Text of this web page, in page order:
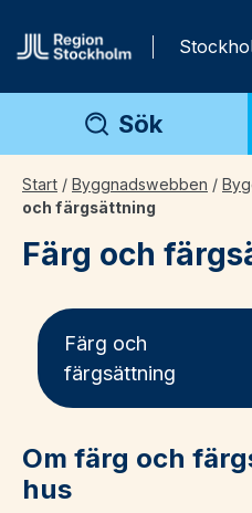
Sök
Start / Byggnadswebben /
och färgsättning
Färg och
Färg och
färgsättning
Om färg och
hus